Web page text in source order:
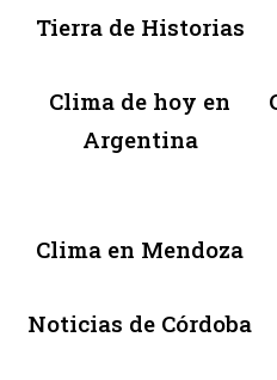
Tierra de Historias
Clima de hoy en
Argentina
Clima en Mendoza
Noticias de Córdoba